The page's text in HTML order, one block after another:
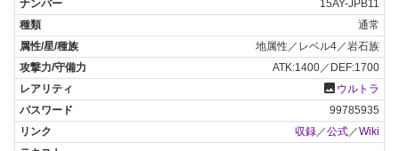
15AY-JPB11
通常
地属性／レベル4／岩石族
ATK:1400／DEF:1700
photo ウルトラ
99785935
収録 ／公式 ／Wiki